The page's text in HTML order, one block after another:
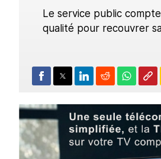
Le service public
qualité pour recouvrer